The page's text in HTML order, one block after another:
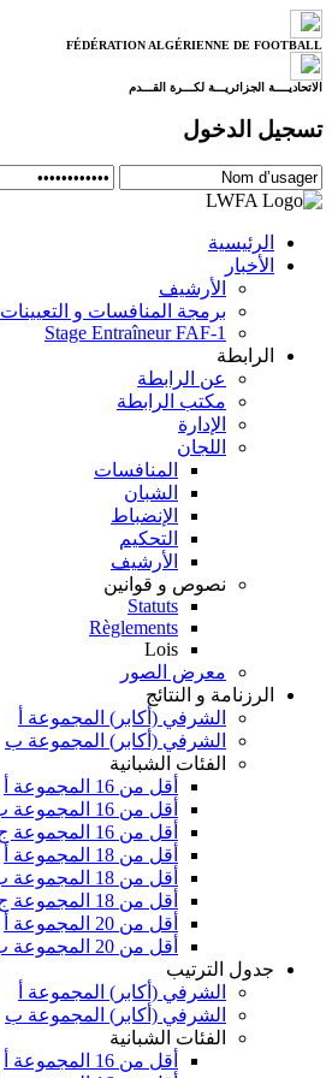
FÉDÉRATION ALGÉRIENNE DE FOOTBALL
الاتحاديــــة الجزائريـــة لكـــرة القـــدم
تسجيل الدخول
الرئيسية
الأخبار
الأرشيف
برمجة المنافسات و التعيينات
Stage Entraîneur FAF-1
الرابطة
عن الرابطة
مكتب الرابطة
الإدارة
اللجان
المنافسات
الشبان
الإنضباط
التحكيم
الأرشيف
نصوص و قوانين
Statuts
Règlements
Lois
معرض الصور
الرزنامة و النتائج
الشرفي (أكابر) المجموعة أ
الشرفي (أكابر) المجموعة ب
الفئات الشبانية
أقل من 16 المجموعة أ
أقل من 16 المجموعة ب
أقل من 16 المجموعة ج
أقل من 18 المجموعة أ
أقل من 18 المجموعة ب
أقل من 18 المجموعة ج
أقل من 20 المجموعة أ
أقل من 20 المجموعة ب
جدول الترتيب
الشرفي (أكابر) المجموعة أ
الشرفي (أكابر) المجموعة ب
الفئات الشبانية
أقل من 16 المجموعة أ